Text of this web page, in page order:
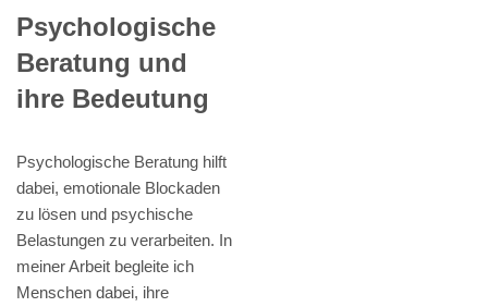
Psychologische
Beratung und
ihre Bedeutung
Psychologische Beratung hilft
dabei, emotionale Blockaden
zu lösen und psychische
Belastungen zu verarbeiten. In
meiner Arbeit begleite ich
Menschen dabei, ihre